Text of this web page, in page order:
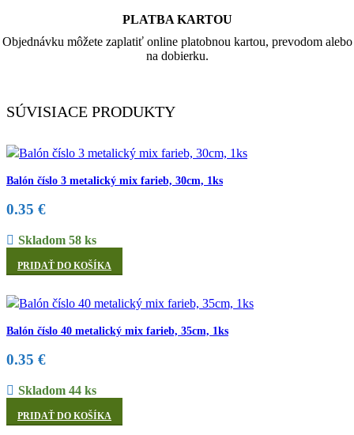
PLATBA KARTOU
Objednávku môžete zaplatiť online platobnou kartou, prevodom alebo
na dobierku.
SÚVISIACE PRODUKTY
Balón číslo 3 metalický mix farieb, 30cm, 1ks
0.35 €
Skladom 58 ks
PRIDAŤ DO KOŠÍKA
Balón číslo 40 metalický mix farieb, 35cm, 1ks
0.35 €
Skladom 44 ks
PRIDAŤ DO KOŠÍKA